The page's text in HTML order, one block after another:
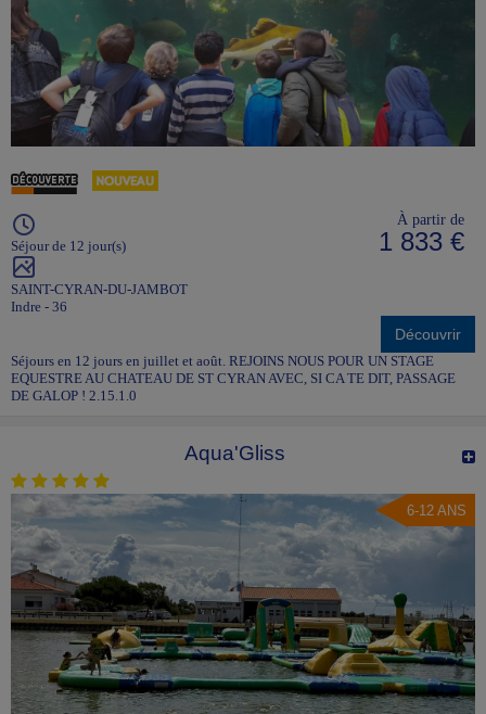
Séjour de 12 jour(s)
SAINT-CYRAN-DU-JAMBOT
Indre - 36
À partir de
1 833 €
Découvrir
Séjours en 12 jours en juillet et août. REJOINS NOUS POUR UN STAGE
EQUESTRE AU CHATEAU DE ST CYRAN AVEC, SI CA TE DIT, PASSAGE
DE GALOP ! 2.15.1.0
Aqua'Gliss
6-12 ANS